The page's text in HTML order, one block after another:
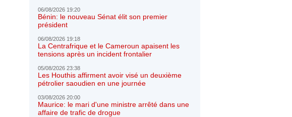
06/08/2026 19:20
Bénin: le nouveau Sénat élit son premier
président
06/08/2026 19:18
La Centrafrique et le Cameroun apaisent les
tensions après un incident frontalier
05/08/2026 23:38
Les Houthis affirment avoir visé un deuxième
pétrolier saoudien en une journée
03/08/2026 20:00
Maurice: le mari d'une ministre arrêté dans une
affaire de trafic de drogue